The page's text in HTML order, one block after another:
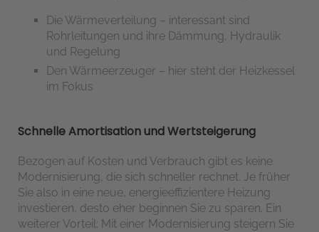
Die Wärmeverteilung – interessant sind
Rohrleitungen und ihre Dämmung, Hydraulik
und Regelung
Den Wärmeerzeuger – hier steht der Heizkessel
im Fokus
Schnelle Amortisation und Wertsteigerung
Bezogen auf Kosten und Verbrauch gibt es keine
Modernisierung, die sich schneller rechnet. Je früher
Sie also in eine neue, energieeffizientere Heizung
investieren, desto eher beginnen Sie zu sparen. Ein
weiterer Vorteil: Mit einer Modernisierung steigern Sie